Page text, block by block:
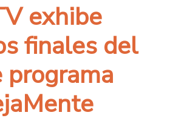
exhibe
finales del
programa